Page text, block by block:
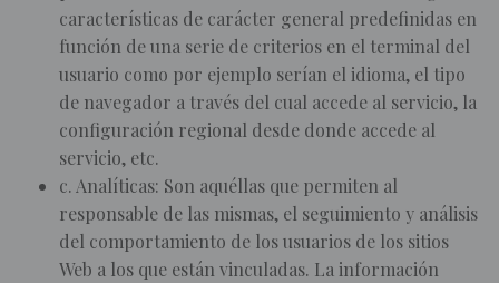
características de carácter general predefinidas en
función de una serie de criterios en el terminal del
usuario como por ejemplo serían el idioma, el tipo
de navegador a través del cual accede al servicio, la
configuración regional desde donde accede al
servicio, etc.
c. Analíticas: Son aquéllas que permiten al
responsable de las mismas, el seguimiento y análisis
del comportamiento de los usuarios de los sitios
Web a los que están vinculadas. La información